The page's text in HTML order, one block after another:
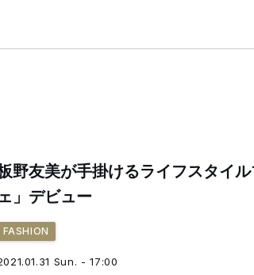
野友美が手掛けるライフスタイ
ェ」デビュー
FASHION
Sun. - 17:00